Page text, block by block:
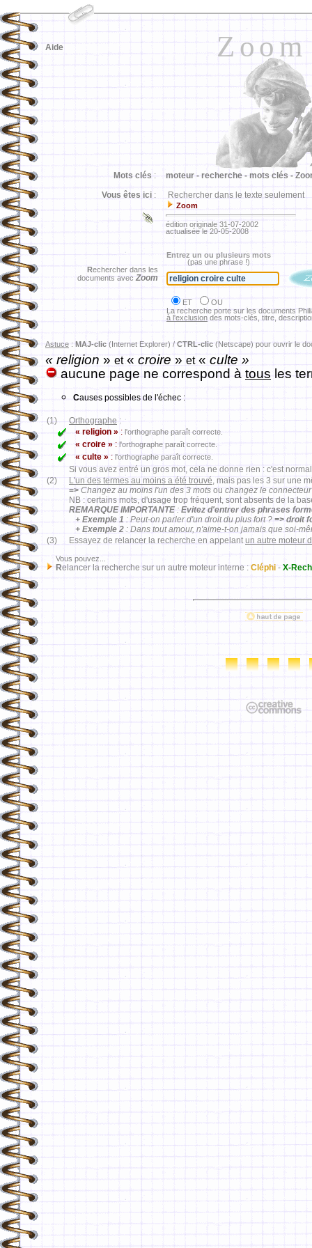
Zoom
Aide
Mots clés : moteur - recherche - mots clés -
Vous êtes ici : Rechercher dans le texte seulement
Zoom
édition originale 31-07-2002
actualisée le 20-05-2008
Rechercher dans les
documents avec Zoom
Entrez un ou plusieurs mots
(pas une phrase !)
ET
OU
La recherche porte sur les documents
à l'exclusion des mots-clés, titre,
Astuce : MAJ-clic (Internet Explorer) / CTRL-clic (Netscape) pour ouvrir le
« religion » et« croire » et« culte »
aucune page ne correspond à tous les
Causes possibles de l'échec :
(1) Orthographe :
« religion » : l'orthographe paraît correcte.
« croire » : l'orthographe paraît correcte.
« culte » : l'orthographe paraît correcte.
Si vous avez entré un gros mot, cela ne donne rien : c'est
(2)
L'un des termes au moins a été trouvé, mais pas les 3 sur une
=> Changez au moins l'un des 3 mots ou changez le
NB : certains mots, d'usage trop fréquent, sont absents de la
REMARQUE IMPORTANTE: Evitez d'entrer des phrases
+ Exemple 1 : Peut-on parler d'un droit du plus fort ? => droit
+ Exemple 2: Dans tout amour, n'aime-t-on jamais que soi-
(3)
Essayez de relancer la recherche en appelantun autre moteur
Vous pouvez...
Relancer la recherche sur un autre moteur interne : Cléphi - X-